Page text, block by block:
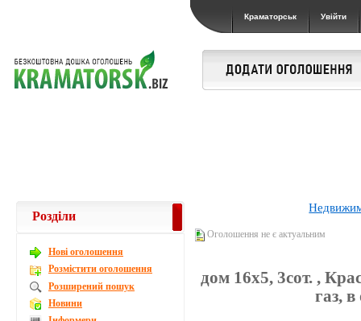
Краматорськ Увійти
Оголошення не є актуальним
дом 16х5, 3сот. ,
газ,
Розділи
Новi оголошення
Розмістити оголошення
Розширений пошук
Новини